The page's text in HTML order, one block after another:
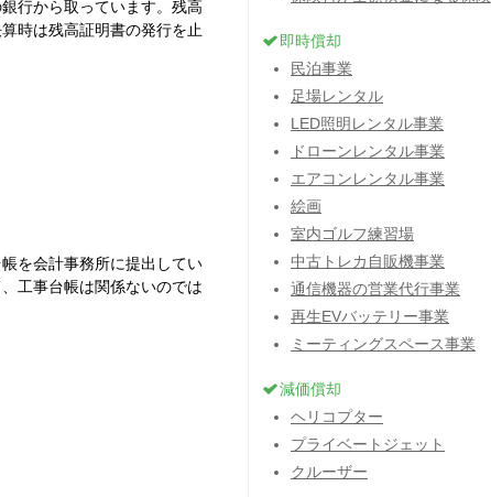
行から取っています。残高
時は残高証明書の発行を止
を会計事務所に提出してい
工事台帳は関係ないのでは
即時償却
民泊事業
足場レンタル
LED照明レンタル事業
ドローンレンタル事業
エアコンレンタル事業
絵画
室内ゴルフ練習場
中古トレカ自販機事業
通信機器の営業代行事業
再生EVバッテリー事業
ミーティングスペース事業
減価償却
ヘリコプター
プライベートジェット
クルーザー